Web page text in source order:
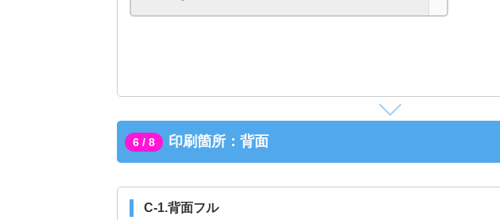
6 / 8 印刷箇所：背面
C-1.背面フル